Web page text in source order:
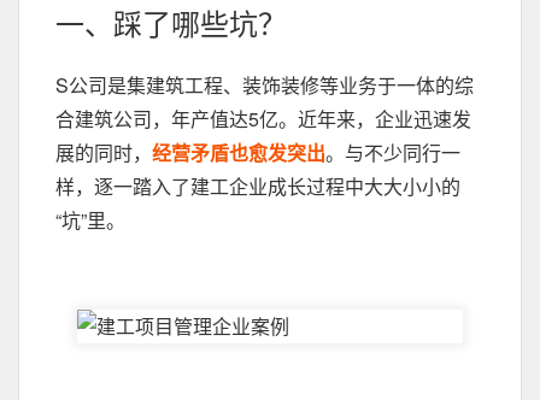
一、踩了哪些坑？
S公司是集建筑工程、装饰装修等业务于一体的综
合建筑公司，年产值达5亿。近年来，企业迅速发
展的同时， 经营矛盾也愈发突出。与不少同行一
样，逐一踏入了建工企业成长过程中大大小小的
“坑”里。